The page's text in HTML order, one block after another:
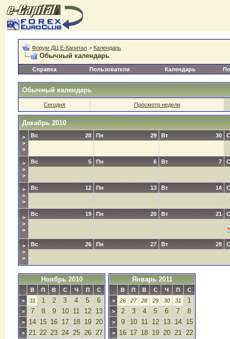
Форум ДЦ Е-Капитал > Календарь
Обычный календарь
Справка Пользователи Календарь
Обычный календарь
Сегодня Просмотр недели
Декабрь 2010
>
>
>
28
Вс 29
Пн 30
Вт
>
>
>
5
Вс 6
Пн 7
Вт
>
>
>
12
Вс 13
Пн 14
Вт
>
>
>
19
Вс 20
Пн 21
Вт
>
>
>
26
Вс 27
Пн 28
Вт
Ноябрь 2010
В П В С Ч П
С
>
31 1 2 3 4 5 6
> 7 8 9 10 11 12 13
> 14 15 16 17 18 19 20
> 21 22 23 24 25 26 27
Январь 2011
В П В С Ч П
С
>
26 27 28 29 30 31 1
> 2 3 4 5 6 7 8
> 9 10 11 12 13 14 15
> 16 17 18 19 20 21 22